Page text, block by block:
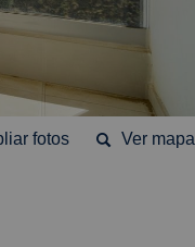
Ver mapa
fotos